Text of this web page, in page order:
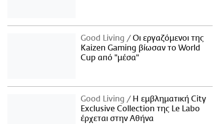
Good Living
Οι εργαζόμενοι της
Kaizen Gaming βίωσαν το World
Cup από "μέσα"
Good Living
Η εμβληματική City
Exclusive Collection της Le Labo
έρχεται στην Αθήνα